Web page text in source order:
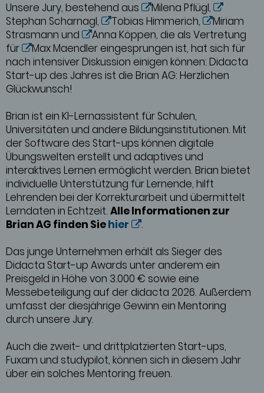
Unsere Jury, bestehend aus
Milena Pflügl,
Stephan Scharnagl,
Tobias Himmerich,
Miriam
Strasmann und
Anna Köppen, die als Vertretung
für
Max Maendler eingesprungen ist, hat sich für
nach intensiver Diskussion einigen können: Didacta
Start-up des Jahres ist die Brian AG: Herzlichen
Glückwunsch!
Brian ist ein KI-Lernassistent für Schulen,
Universitäten und andere Bildungsinstitutionen. Mit
der Software des Start-ups können digitale
Übungswelten erstellt und adaptives und
interaktives Lernen ermöglicht werden. Brian bietet
individuelle Unterstützung für Lernende, hilft
Lehrenden bei der Korrekturarbeit und übermittelt
Lerndaten in Echtzeit. Alle Informationen zur
Brian AG finden Siehier
.
Das junge Unternehmen erhält als Sieger des
Didacta Start-up Awards unter anderem ein
Preisgeld in Höhe von 3.000 € sowie eine
Messebeteiligung auf der didacta 2026. Außerdem
umfasst der diesjährige Gewinn ein Mentoring
durch unsere Jury.
Auch die zweit- und drittplatzierten Start-ups,
Fuxam und studypilot, können sich in diesem Jahr
über ein solches Mentoring freuen.